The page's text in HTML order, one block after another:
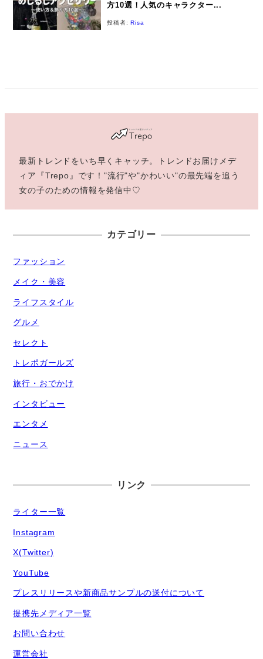
方10選！人気のキャラクター...
投稿者:Risa
最新トレンドをいち早くキャッチ。トレンドお届けメデ
ィア『Trepo』です！"流行"や"かわいい"の最先端を追う
女の子のための情報を発信中♡
カテゴリー
ファッション
メイク・美容
ライフスタイル
グルメ
セレクト
トレポガールズ
旅行・おでかけ
インタビュー
エンタメ
ニュース
リンク
ライター一覧
Instagram
X(Twitter)
YouTube
プレスリリースや新商品サンプルの送付について
提携先メディア一覧
お問い合わせ
運営会社